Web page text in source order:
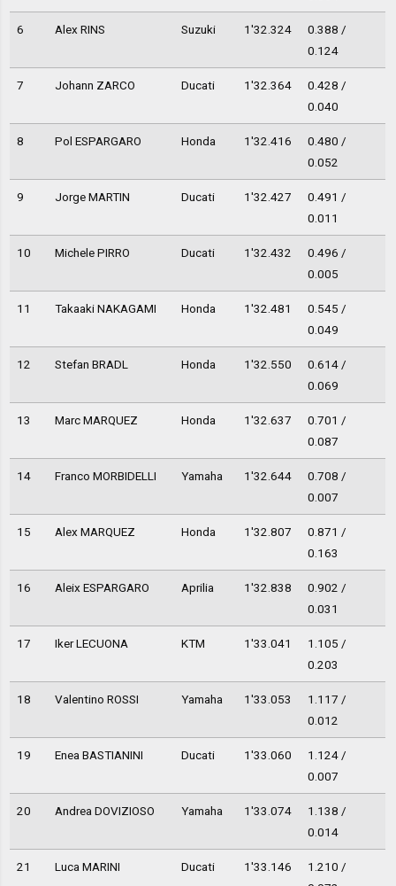
6 Alex RINS Suzuki 1'32.324
0.388 /
0.124
7 Johann ZARCO Ducati 1'32.364
0.428 /
0.040
8 Pol ESPARGARO Honda 1'32.416
0.480 /
0.052
9 Jorge MARTIN Ducati 1'32.427
0.491 /
0.011
10 Michele PIRRO Ducati 1'32.432
0.496 /
0.005
11 Takaaki NAKAGAMI Honda 1'32.481
0.545 /
0.049
12 Stefan BRADL Honda 1'32.550
0.614 /
0.069
13 Marc MARQUEZ Honda 1'32.637
0.701 /
0.087
14 Franco MORBIDELLI Yamaha 1'32.644
0.708 /
0.007
15 Alex MARQUEZ Honda 1'32.807
0.871 /
0.163
16 Aleix ESPARGARO Aprilia 1'32.838
0.902 /
0.031
17 Iker LECUONA KTM 1'33.041
1.105 /
0.203
18 Valentino ROSSI Yamaha 1'33.053
1.117 /
0.012
19 Enea BASTIANINI Ducati 1'33.060
1.124 /
0.007
20 Andrea DOVIZIOSO Yamaha 1'33.074
1.138 /
0.014
21 Luca MARINI Ducati 1'33.146
1.210 /